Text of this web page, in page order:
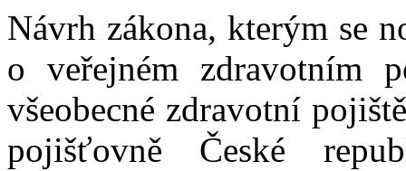
Návrh zákona, kterým se
o veřejném zdravotním
všeobecné zdravotní
pojišťovně České